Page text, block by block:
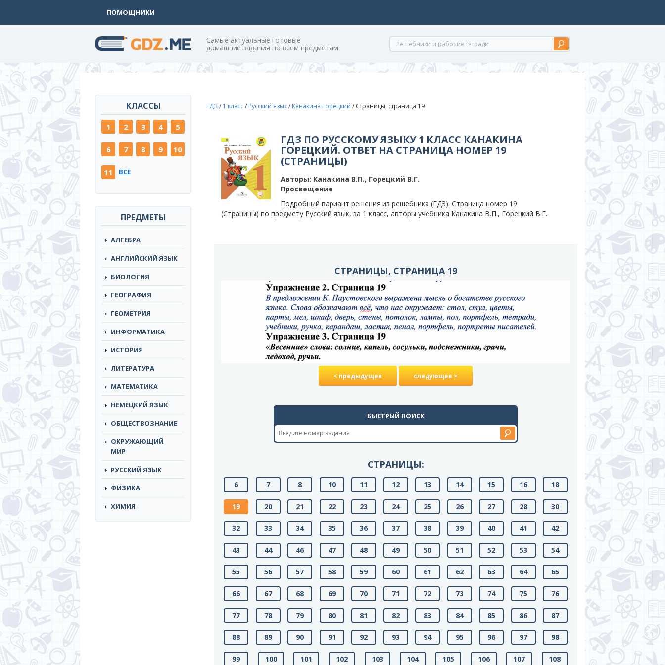
ПОМОЩНИКИ
Cамые актуальные готовые
домашние задания по всем предметам
КЛАССЫ
1 2 3 4 5
6 7 8 9 10
11 ВСЕ
ПРЕДМЕТЫ
АЛГЕБРА
АНГЛИЙСКИЙ ЯЗЫК
БИОЛОГИЯ
ГЕОГРАФИЯ
ГЕОМЕТРИЯ
ИНФОРМАТИКА
ИСТОРИЯ
ЛИТЕРАТУРА
МАТЕМАТИКА
НЕМЕЦКИЙ ЯЗЫК
ОБЩЕСТВОЗНАНИЕ
ОКРУЖАЮЩИЙ
МИР
РУССКИЙ ЯЗЫК
ФИЗИКА
ХИМИЯ
ГДЗ / 1 класс/ Русский язык/ Канакина Горецкий / Страницы, страница 19
ГДЗ ПО РУССКОМУ ЯЗЫКУ 1 КЛАСС КАНАКИНА
ГОРЕЦКИЙ. ОТВЕТ НА СТРАНИЦА НОМЕР 19
(СТРАНИЦЫ)
Авторы: Канакина В.П., Горецкий В.Г.
Просвещение
Подробный вариант решения из решебника (ГДЗ): Страница номер 19
(Страницы) по предмету Русский язык, за 1 класс, авторы учебника Канакина В.П., Горецкий В.Г..
СТРАНИЦЫ, СТРАНИЦА 19
< предыдущее следующее >
БЫСТРЫЙ ПОИСК
СТРАНИЦЫ:
6 7 8 10 11 12 13 14 15 16 18
19 20 21 22 23 24 25 26 27 28 30
32 33 34 35 36 37 38 39 40 41 42
43 44 46 47 48 49 50 51 52 53 54
55 56 57 58 59 60 61 62 63 64 65
66 67 68 69 70 71 72 73 74 75 76
77 78 79 80 81 82 83 84 85 86 87
88 89 90 91 92 93 94 95 96 97 98
99 100 101 102 103 104 105 106 107 108